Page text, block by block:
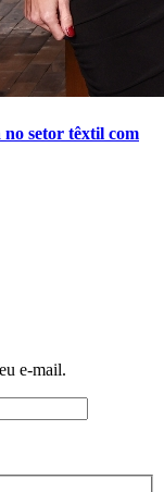
no setor têxtil com
e-mail.